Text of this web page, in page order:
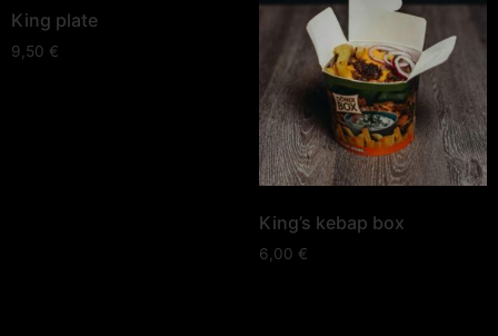
King plate
9,50 €
King’s kebap box
6,00 €